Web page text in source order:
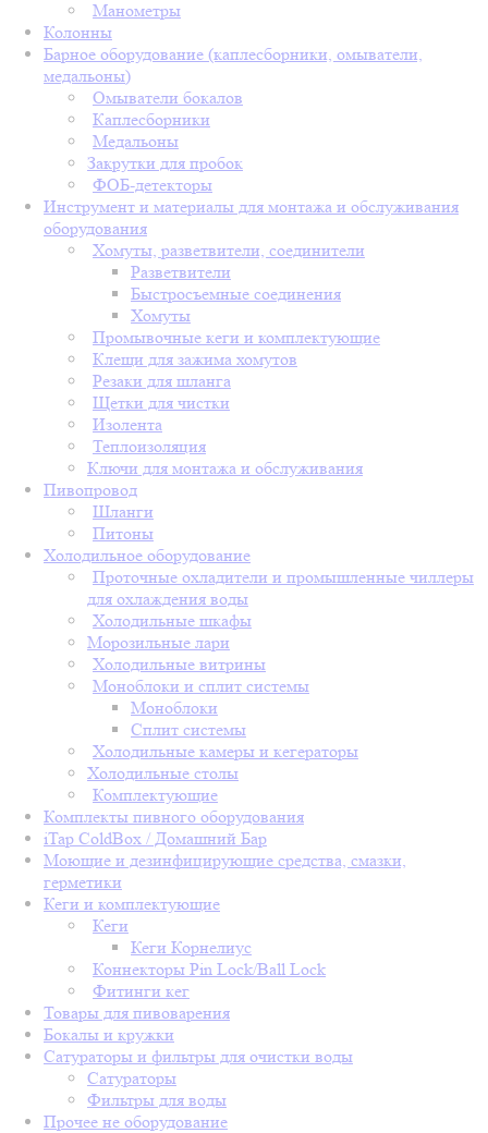
Манометры
Колонны
Барное оборудование (каплесборники, омыватели,
медальоны)
Омыватели бокалов
Каплесборники
Медальоны
Закрутки для пробок
ФОБ-детекторы
Инструмент и материалы для монтажа и обслуживания
оборудования
Хомуты, разветвители, соединители
Разветвители
Быстросъемные соединения
Хомуты
Промывочные кеги и комплектующие
Клещи для зажима хомутов
Резаки для шланга
Щетки для чистки
Изолента
Теплоизоляция
Ключи для монтажа и обслуживания
Пивопровод
Шланги
Питоны
Холодильное оборудование
Проточные охладители и промышленные чиллеры
для охлаждения воды
Холодильные шкафы
Морозильные лари
Холодильные витрины
Моноблоки и сплит системы
Моноблоки
Сплит системы
Холодильные камеры и кегераторы
Холодильные столы
Комплектующие
Комплекты пивного оборудования
iTap ColdBox / Домашний Бар
Моющие и дезинфицирующие средства, смазки,
герметики
Кеги и комплектующие
Кеги
Кеги Корнелиус
Коннекторы Pin Lock/Ball Lock
Фитинги кег
Товары для пивоварения
Бокалы и кружки
Сатураторы и фильтры для очистки воды
Сатураторы
Фильтры для воды
Прочее не оборудование